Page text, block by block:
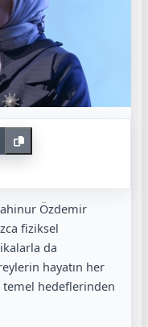
Özdemir
fiziksel
da
hayatın her
temel hedeflerinden